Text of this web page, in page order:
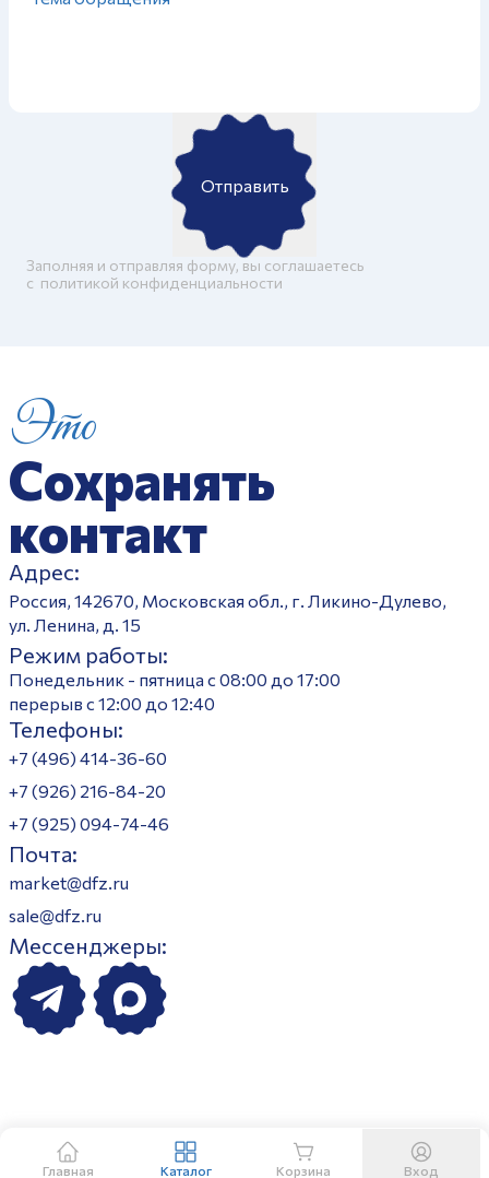
Отправить
Заполняя и отправляя форму, вы соглашаетесь
c политикой конфиденциальности
Это
Сохранять
контакт
Адрес:
Россия, 142670, Московская обл., г. Ликино-Дулево,
ул. Ленина, д. 15
Режим работы:
Понедельник - пятница с 08:00 до 17:00
перерыв с 12:00 до 12:40
Телефоны:
+7 (496) 414-36-60
+7 (926) 216-84-20
+7 (925) 094-74-46
Почта:
market@dfz.ru
sale@dfz.ru
Мессенджеры:
Главная Каталог Корзина Вход